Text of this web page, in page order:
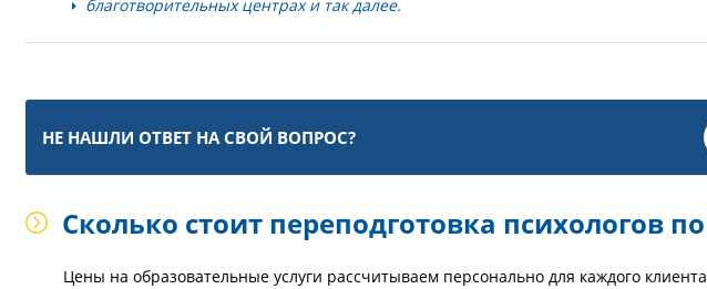
благотворительных центрах и так далее.
НЕ НАШЛИ ОТВЕТ НА СВОЙ ВОПРОС?
Сколько стоит переподготовка психологов
Цены на образовательные услуги рассчитываем персонально для каждого